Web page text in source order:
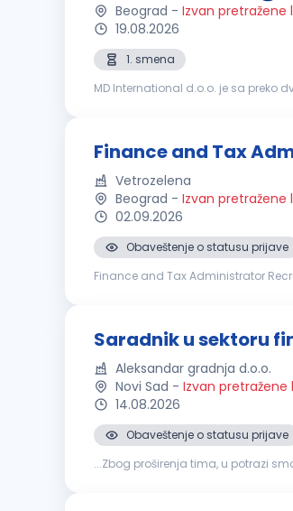
Beograd - Izvan pretražene
19.08.2026
1. smena
MD International d.o.o. je sa preko
Finance and Tax
Vetrozelena
Beograd - Izvan pretražene
02.09.2026
Obaveštenje o statusu prijave
Finance and Tax Administrator
Saradnik u sektoru
Aleksandar gradnja d.o.o.
Novi Sad - Izvan pretražene
14.08.2026
Obaveštenje o statusu prijave
...Zbog proširenja tima, u potrazi